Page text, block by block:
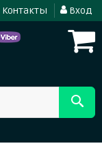
Контакты Вход